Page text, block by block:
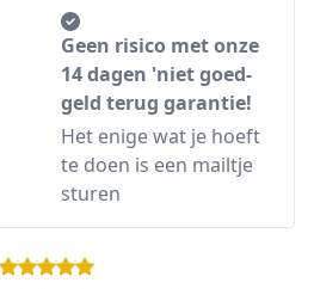
Geen risico met onze
14 dagen 'niet goed-
geld terug garantie!
Het enige wat je hoeft
te doen is een mailtje
sturen